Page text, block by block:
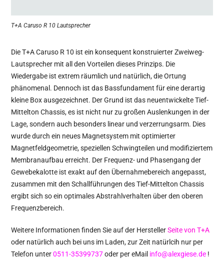
T+A Caruso R 10 Lautsprecher
Die T+A Caruso R 10 ist ein konsequent konstruierter Zweiweg-
Lautsprecher mit all den Vorteilen dieses Prinzips. Die
Wiedergabe ist extrem räumlich und natürlich, die Ortung
phänomenal. Dennoch ist das Bassfundament für eine derartig
kleine Box ausgezeichnet. Der Grund ist das neuentwickelte Tief-
Mittelton Chassis, es ist nicht nur zu großen Auslenkungen in der
Lage, sondern auch besonders linear und verzerrungsarm. Dies
wurde durch ein neues Magnetsystem mit optimierter
Magnetfeldgeometrie, speziellen Schwingteilen und modifiziertem
Membranaufbau erreicht. Der Frequenz- und Phasengang der
Gewebekalotte ist exakt auf den Übernahmebereich angepasst,
zusammen mit den Schallführungen des Tief-Mittelton Chassis
ergibt sich so ein optimales Abstrahlverhalten über den oberen
Frequenzbereich.
Weitere Informationen finden Sie auf der HerstellerSeite von T+A
oder natürlich auch bei uns im Laden, zur Zeit natürlcih nur per
Telefon unter0511-35399737oder per eMail info@alexgiese.de !